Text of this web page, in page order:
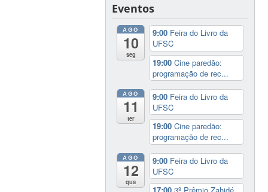
Eventos
AGO
10
seg
9:00 Feira do Livro da
UFSC
19:00Cine paredão:
programação de rec...
AGO
11
ter
9:00 Feira do Livro da
UFSC
19:00Cine paredão:
programação de rec...
AGO
12
qua
9:00 Feira do Livro da
UFSC